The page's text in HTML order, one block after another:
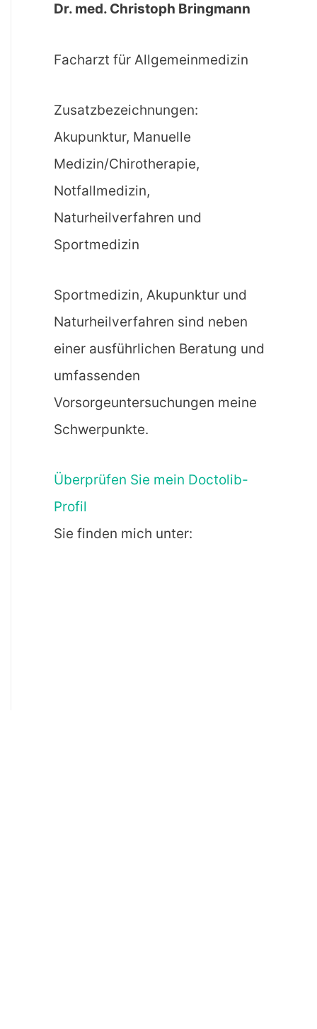
Dr. med. Christoph Bringmann
Facharzt für Allgemeinmedizin
Zusatzbezeichnungen:
Akupunktur, Manuelle
Medizin/Chirotherapie,
Notfallmedizin,
Naturheilverfahren und
Sportmedizin
Sportmedizin, Akupunktur und
Naturheilverfahren sind neben
einer ausführlichen Beratung und
umfassenden
Vorsorgeuntersuchungen meine
Schwerpunkte.
Überprüfen Sie mein Doctolib-
Profil
Sie finden mich unter: